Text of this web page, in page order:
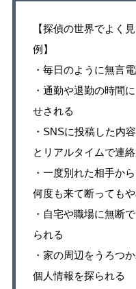
【探偵の世界でよく
例】
・毎日のように無言
・通勤や退勤の時間
せされる
・SNSに投稿した内
とリアルタイムで連
・一度別れた相手か
何度も来て断っても
・自宅や職場に無断
られる
・家の周辺をうろつ
個人情報を探られる